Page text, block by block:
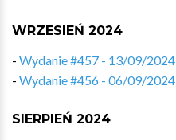
WRZESIEŃ 2024
- Wydanie #457 - 13/09/2024
- Wydanie #456 - 06/09/2024
SIERPIEŃ 2024